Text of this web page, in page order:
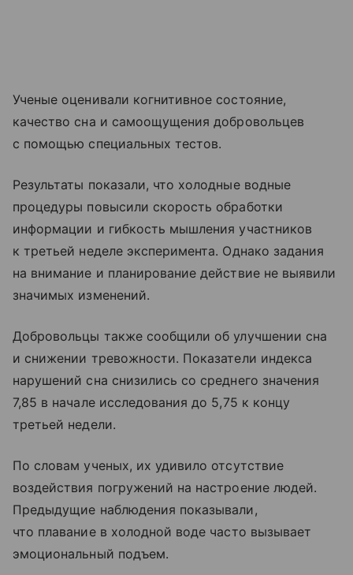
Ученые оценивали когнитивное состояние,
качество сна и самоощущения добровольцев
с помощью специальных тестов.
Результаты показали, что холодные водные
процедуры повысили скорость обработки
информации и гибкость мышления участников
к третьей неделе эксперимента. Однако задания
на внимание и планирование действие не выявили
значимых изменений.
Добровольцы также сообщили об улучшении сна
и снижении тревожности. Показатели индекса
нарушений сна снизились со среднего значения
7,85 в начале исследования до 5,75 к концу
третьей недели.
По словам ученых, их удивило отсутствие
воздействия погружений на настроение людей.
Предыдущие наблюдения показывали,
что плавание в холодной воде часто вызывает
эмоциональный подъем.